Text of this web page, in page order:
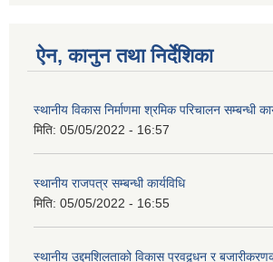
ऐन, कानुन तथा निर्देशिका
स्थानीय विकास निर्माणमा श्रमिक परिचालन सम्बन्धी
मिति: 05/05/2022 - 16:57
स्थानीय राजपत्र सम्बन्धी कार्यविधि
मिति: 05/05/2022 - 16:55
स्थानीय उद्दमशिलताको विकास प्रवद्र्धन र